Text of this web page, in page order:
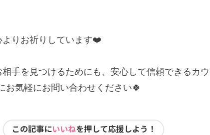
よりお祈りしています❤️
手を見つけるためにも、安心して信頼できるカ
お気軽にお問い合わせください🍀
この記事にいいねを押して応援しよう！